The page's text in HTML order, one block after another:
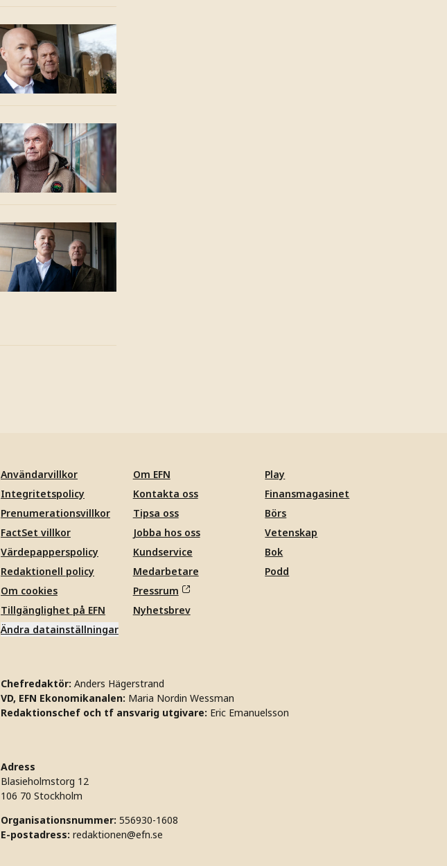
Användarvillkor
Integritetspolicy
Prenumerationsvillkor
FactSet villkor
Värdepapperspolicy
Redaktionell policy
Om cookies
Tillgänglighet på EFN
Ändra datainställningar
Om EFN
Kontakta oss
Tipsa oss
Jobba hos oss
Kundservice
Medarbetare
Pressrum
Nyhetsbrev
Play
Finansmagasinet
Börs
Vetenskap
Bok
Podd
Chefredaktör: Anders Hägerstrand
VD, EFN Ekonomikanalen: Maria Nordin Wessman
Redaktionschef och tf ansvarig utgivare: Eric Emanuelsson
Adress
Blasieholmstorg 12
106 70 Stockholm
Organisationsnummer: 556930-1608
E-postadress: redaktionen@efn.se